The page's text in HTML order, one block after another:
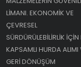
LIMANI. EKONOMIK VE
ÇEVRESEL
SÜRDÜRÜLEBILIRLIK IÇIN
KAPSAMLI HURDA ALIMI
GERI DÖNÜŞÜM